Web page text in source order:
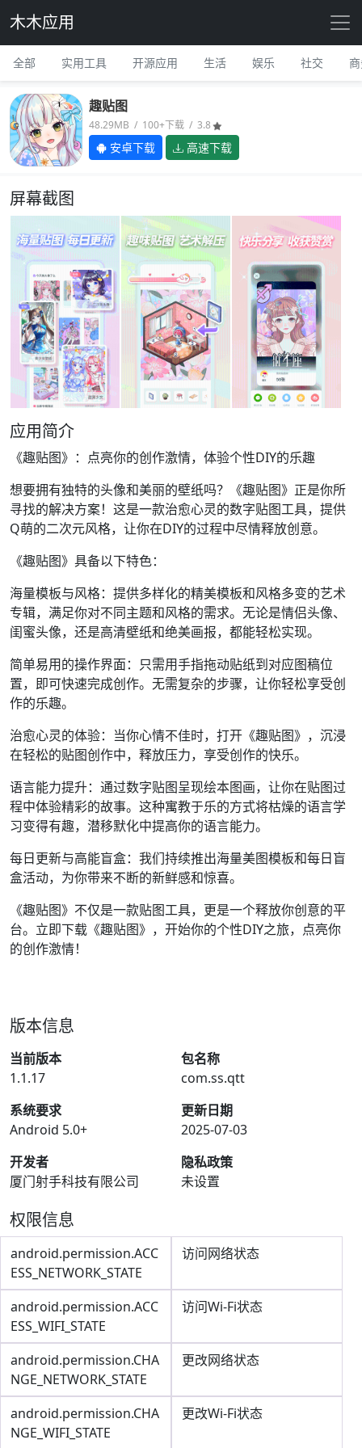
木木应用
全部 实用工具 开源应用 生活 娱乐 社交
趣贴图
48.29MB / 100+下载 / 3.8
安卓下载 高速下载
屏幕截图
应用简介
《趣贴图》：点亮你的创作激情，体验个性DIY的乐趣
想要拥有独特的头像和美丽的壁纸吗？《趣贴图》正是你所
寻找的解决方案！这是一款治愈心灵的数字贴图工具，提供
Q萌的二次元风格，让你在DIY的过程中尽情释放创意。
《趣贴图》具备以下特色：
海量模板与风格：提供多样化的精美模板和风格多变的艺术
专辑，满足你对不同主题和风格的需求。无论是情侣头像、
闺蜜头像，还是高清壁纸和绝美画报，都能轻松实现。
简单易用的操作界面：只需用手指拖动贴纸到对应图稿位
置，即可快速完成创作。无需复杂的步骤，让你轻松享受创
作的乐趣。
治愈心灵的体验：当你心情不佳时，打开《趣贴图》，沉浸
在轻松的贴图创作中，释放压力，享受创作的快乐。
语言能力提升：通过数字贴图呈现绘本图画，让你在贴图过
程中体验精彩的故事。这种寓教于乐的方式将枯燥的语言学
习变得有趣，潜移默化中提高你的语言能力。
每日更新与高能盲盒：我们持续推出海量美图模板和每日盲
盒活动，为你带来不断的新鲜感和惊喜。
《趣贴图》不仅是一款贴图工具，更是一个释放你创意的平
台。立即下载《趣贴图》，开始你的个性DIY之旅，点亮你
的创作激情！
版本信息
当前版本
1.1.17
包名称
com.ss.qtt
系统要求
Android 5.0+
更新日期
2025-07-03
开发者
厦门射手科技有限公司
隐私政策
未设置
权限信息
android.permission.ACC
ESS_NETWORK_STATE
访问网络状态
android.permission.ACC
ESS_WIFI_STATE
访问Wi-Fi状态
android.permission.CHA
NGE_NETWORK_STATE
更改网络状态
android.permission.CHA
NGE_WIFI_STATE
更改Wi-Fi状态